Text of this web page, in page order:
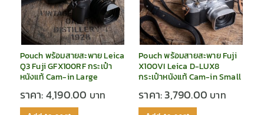
Pouch พร้อมสายสะพาย Leica
Q3 Fuji GFX100RF กระเป๋า
หนังแท้ Cam-in Large
ราคา:4,190.00
Pouch พร้อมสายสะพาย Fuji
X100VI Leica D-LUX8
กระเป๋าหนังแท้ Cam-in Small
ราคา:3,790.00